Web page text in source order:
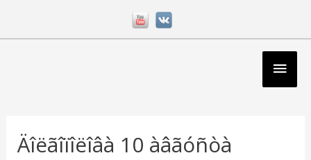
Äîëãîïîëîâà 10 àâãóñòà
записям